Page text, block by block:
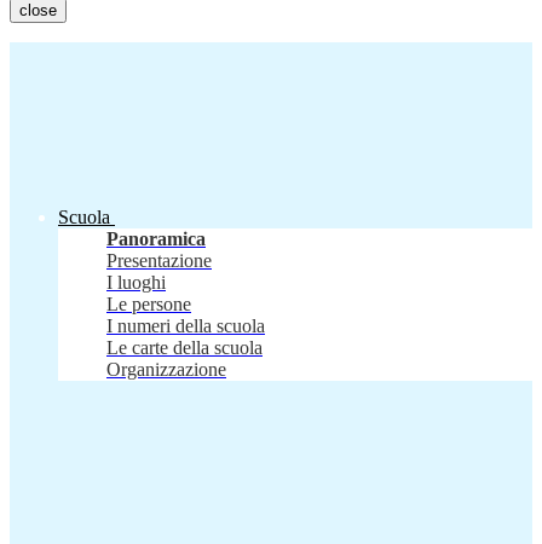
close
Scuola
Panoramica
Presentazione
I luoghi
Le persone
I numeri della scuola
Le carte della scuola
Organizzazione